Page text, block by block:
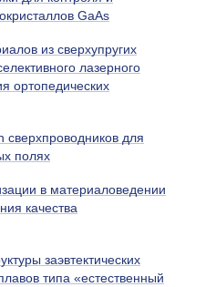
GaAs
из сверхупругих
лазерного
ортопедических
сверхпроводников для
полях
в материаловедении
качества
заэвтектических
типа «естественный